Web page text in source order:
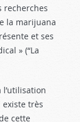
recherches
la marijuana
et ses
» (“La
très
cette